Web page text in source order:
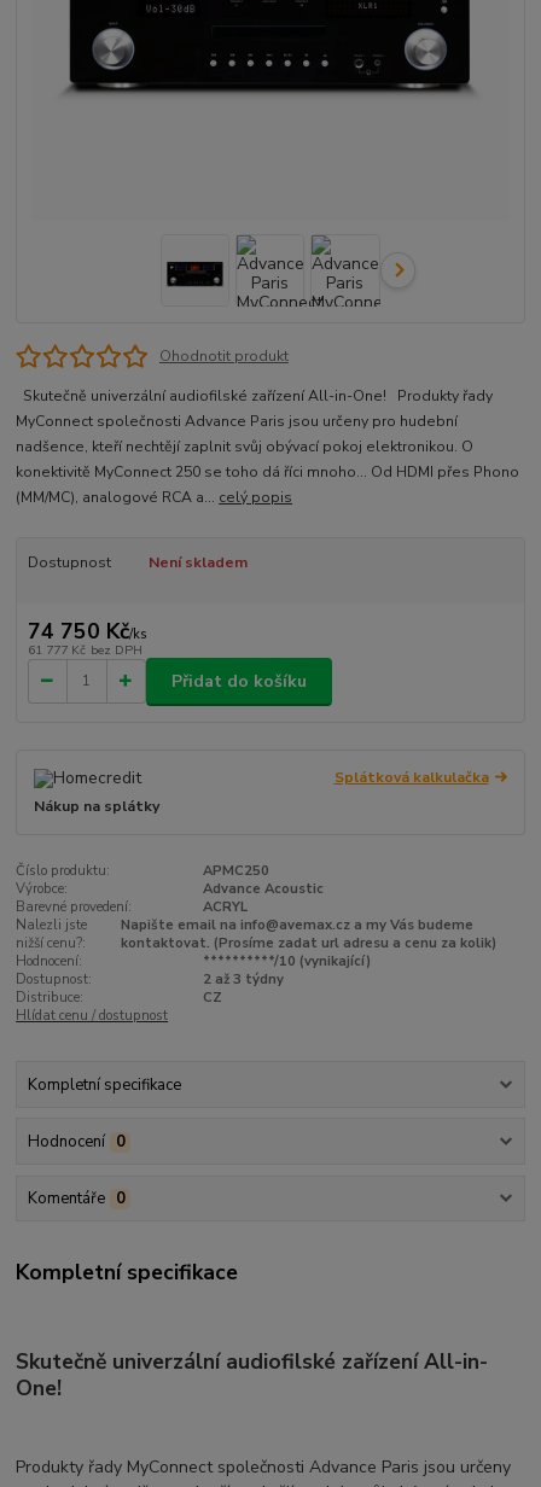
Ohodnotit produkt
Skutečně univerzální audiofilské zařízení All-in-One! Produkty řady
MyConnect společnosti Advance Paris jsou určeny pro hudební
nadšence, kteří nechtějí zaplnit svůj obývací pokoj elektronikou. O
konektivitě MyConnect 250 se toho dá říci mnoho… Od HDMI přes Phono
(MM/MC), analogové RCA a... celý popis
Dostupnost Není skladem
74 750 Kč/ks
61 777 Kč bez DPH
Přidat do košíku
Splátková kalkulačka
Nákup na splátky
Číslo produktu:
APMC250
Výrobce:
Advance Acoustic
Barevné provedení:
ACRYL
Nalezli jste
nižší cenu?:
Napište email na info@avemax.cz a my Vás budeme
kontaktovat. (Prosíme zadat url adresu a cenu za kolik)
Hodnocení:
**********/10 (vynikající)
Dostupnost:
2 až 3 týdny
Distribuce:
CZ
Hlídat cenu / dostupnost
Kompletní specifikace
Hodnocení 0
Komentáře 0
Kompletní specifikace
Skutečně univerzální audiofilské zařízení All-in-
One!
Produkty řady MyConnect společnosti Advance Paris jsou určeny